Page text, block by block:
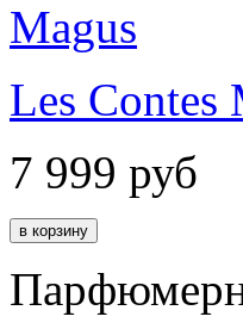
Les Contes
7 999 руб